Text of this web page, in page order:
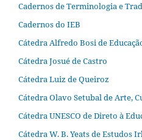
Cadernos de Terminologia e
Cadernos do IEB
Cátedra Alfredo Bosi de
Cátedra Josué de Castro
Cátedra Luiz de Queiroz
Cátedra Olavo Setubal de Arte,
Cátedra UNESCO de Direto à
Cátedra W. B. Yeats de Estudos